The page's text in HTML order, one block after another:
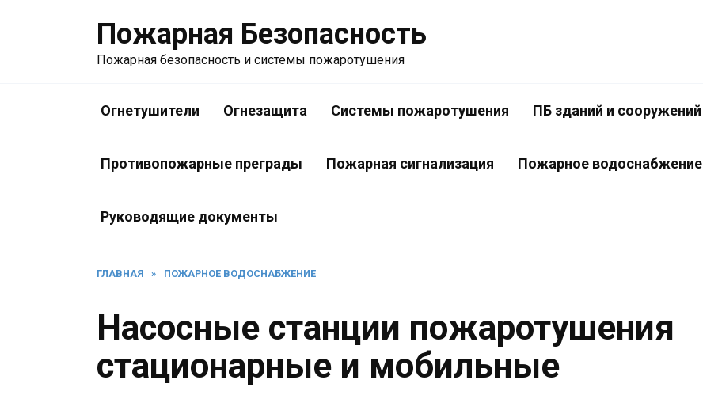
Пожарная Безопасность
Пожарная безопасность и системы пожаротушения
Огнетушители Огнезащита Системы пожаротушения ПБ зданий и сооружений
Противопожарные преграды Пожарная сигнализация Пожарное водоснабжение
Руководящие документы
ГЛАВНАЯ » ПОЖАРНОЕ ВОДОСНАБЖЕНИЕ
Насосные станции пожаротушения
стационарные и мобильные